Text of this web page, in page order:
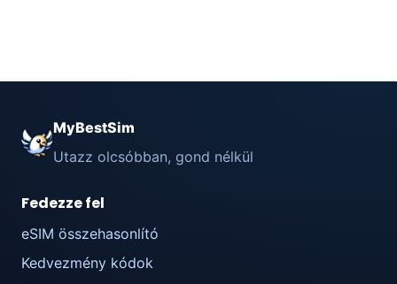
MyBestSim
Utazz olcsóbban, gond nélkül
Fedezze fel
eSIM összehasonlító
Kedvezmény kódok